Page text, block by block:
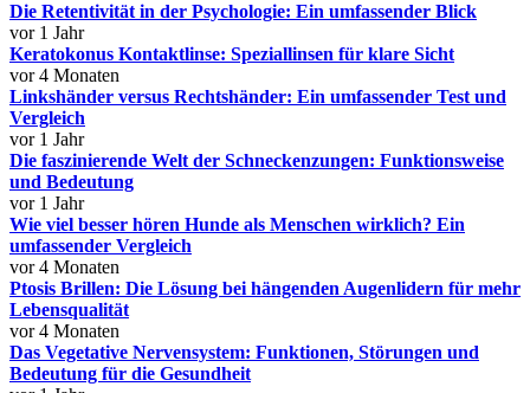
Die Retentivität in der Psychologie: Ein umfassender Blick
vor 1 Jahr
Keratokonus Kontaktlinse: Speziallinsen für klare Sicht
vor 4 Monaten
Linkshänder versus Rechtshänder: Ein umfassender Test und
Vergleich
vor 1 Jahr
Die faszinierende Welt der Schneckenzungen: Funktionsweise
und Bedeutung
vor 1 Jahr
Wie viel besser hören Hunde als Menschen wirklich? Ein
umfassender Vergleich
vor 4 Monaten
Ptosis Brillen: Die Lösung bei hängenden Augenlidern für mehr
Lebensqualität
vor 4 Monaten
Das Vegetative Nervensystem: Funktionen, Störungen und
Bedeutung für die Gesundheit